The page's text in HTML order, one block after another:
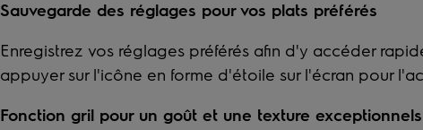
Sauvegarde des réglages pour vos plats préférés
Enregistrez vos réglages préférés afin d'y accéder
appuyer sur l'icône en forme d'étoile sur l'écran pour
Fonction gril pour un goût et une texture exceptionnels